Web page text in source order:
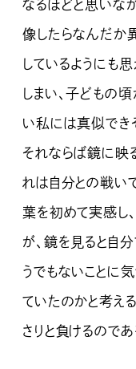
なるほどと思いな
像したらなんだか
しているようにも
しまい、子どもの
い私には真似でき
それならば鏡に映
れは自分との戦い
葉を初めて実感し
が、鏡を見ると自
うでもないことに
ていたのかと考え
さりと負けるのであ